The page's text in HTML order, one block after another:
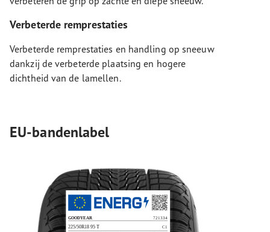
Verbeterde remprestaties
Verbeterde remprestaties en handling op sneeuw
dankzij de verbeterde plaatsing en hogere
dichtheid van de lamellen.
EU-bandenlabel